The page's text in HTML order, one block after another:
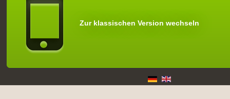
Zur klassischen Version wechseln